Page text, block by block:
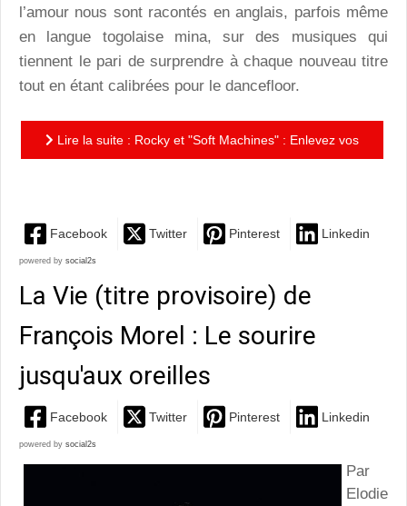
l’amour nous sont racontés en anglais, parfois même
en langue togolaise mina, sur des musiques qui
tiennent le pari de surprendre à chaque nouveau titre
tout en étant calibrées pour le dancefloor.
Lire la suite : Rocky et "Soft Machines" : Enlevez vos
Facebook Twitter Pinterest Linkedin
powered by social2s
La Vie (titre provisoire) de
François Morel : Le sourire
jusqu'aux oreilles
Facebook Twitter Pinterest Linkedin
powered by social2s
Par
Elodie